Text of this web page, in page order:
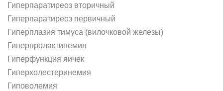
Гиперпаратиреоз вторичный
Гиперпаратиреоз первичный
Гиперплазия тимуса (вилочковой железы)
Гиперпролактинемия
Гиперфункция яичек
Гиперхолестеринемия
Гиповолемия